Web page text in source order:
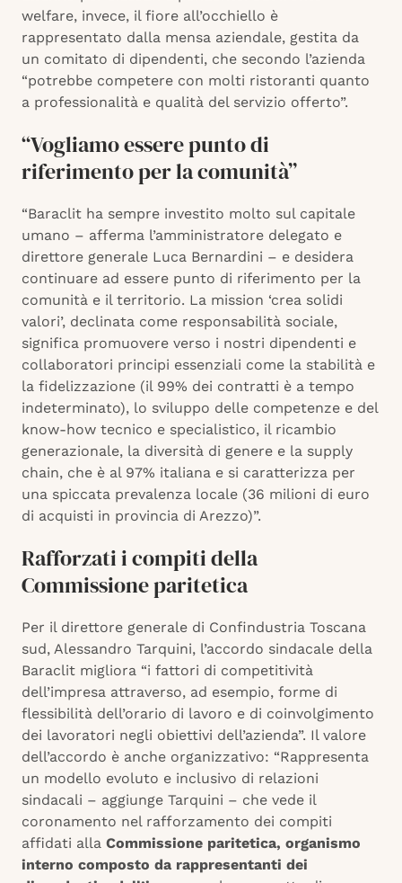
welfare, invece, il fiore all’occhiello è
rappresentato dalla mensa aziendale, gestita da
un comitato di dipendenti, che secondo l’azienda
“potrebbe competere con molti ristoranti quanto
a professionalità e qualità del servizio offerto”.
“Vogliamo essere punto di
riferimento per la comunità”
“Baraclit ha sempre investito molto sul capitale
umano – afferma l’amministratore delegato e
direttore generale Luca Bernardini – e desidera
continuare ad essere punto di riferimento per la
comunità e il territorio. La mission ‘crea solidi
valori’, declinata come responsabilità sociale,
significa promuovere verso i nostri dipendenti e
collaboratori principi essenziali come la stabilità e
la fidelizzazione (il 99% dei contratti è a tempo
indeterminato), lo sviluppo delle competenze e del
know-how tecnico e specialistico, il ricambio
generazionale, la diversità di genere e la supply
chain, che è al 97% italiana e si caratterizza per
una spiccata prevalenza locale (36 milioni di euro
di acquisti in provincia di Arezzo)”.
Rafforzati i compiti della
Commissione paritetica
Per il direttore generale di Confindustria Toscana
sud, Alessandro Tarquini, l’accordo sindacale della
Baraclit migliora “i fattori di competitività
dell’impresa attraverso, ad esempio, forme di
flessibilità dell’orario di lavoro e di coinvolgimento
dei lavoratori negli obiettivi dell’azienda”. Il valore
dell’accordo è anche organizzativo: “Rappresenta
un modello evoluto e inclusivo di relazioni
sindacali – aggiunge Tarquini – che vede il
coronamento nel rafforzamento dei compiti
affidati alla Commissione paritetica, organismo
interno composto da rappresentanti dei